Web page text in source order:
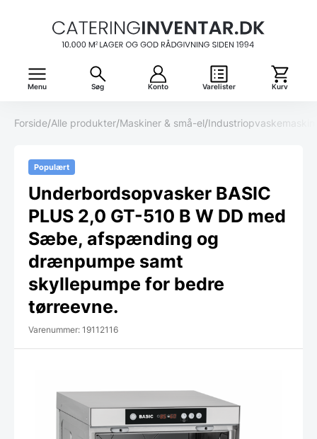
Menu Søg Konto Varelister Kurv
Forside/Alle produkter/Maskiner & små-el/
Populært
Underbordsopvasker BASIC
PLUS 2,0 GT-510 B W DD med
Sæbe, afspænding og
drænpumpe samt
skyllepumpe for bedre
tørreevne.
Varenummer: 19112116